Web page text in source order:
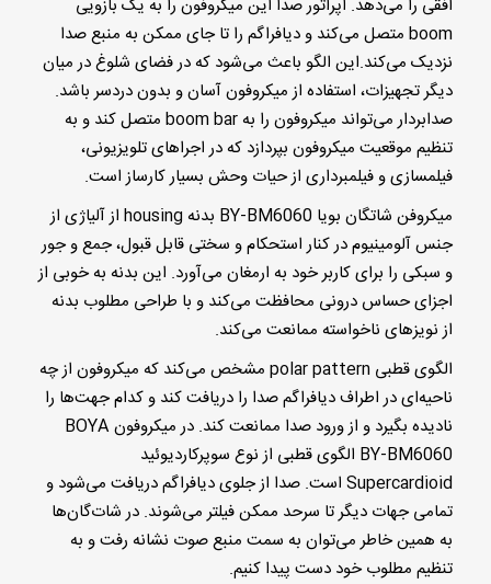
افقی را می‌دهد. اپراتور صدا این میکروفون را به یک بازویی
boom متصل می‌کند و دیافراگم را تا جای ممکن به منبع صدا
نزدیک می‌کند.این الگو باعث می‌شود که در فضای شلوغ در میان
دیگر تجهیزات، استفاده از میکروفون آسان و بدون دردسر باشد.
صدابردار می‌تواند میکروفون را به boom bar متصل کند و به
تنظیم موقعیت میکروفون بپردازد که در اجراهای تلویزیونی،
فیلمسازی و فیلمبرداری از حیات وحش بسیار کارساز است.
میکروفن شاتگان بویا BY-BM6060
بدنه housing از آلیاژی از
جنس آلومینیوم در کنار استحکام و سختی قابل قبول، جمع و جور
و سبکی را برای کاربر خود به ارمغان می‌آورد. این بدنه به خوبی از
اجزای حساس درونی محافظت می‌کند و با طراحی مطلوب بدنه
از نویزهای ناخواسته ممانعت می‌کند.
الگوی قطبی polar pattern مشخص می‌کند که میکروفون از چه
ناحیه‌ای در اطراف دیافراگم صدا را دریافت کند و کدام جهت‌ها را
نادیده بگیرد و از ورود صدا ممانعت کند. در میکروفون BOYA
BY-BM6060 الگوی قطبی از نوع سوپرکاردیوئید
Supercardioid است. صدا از جلوی دیافراگم دریافت می‌شود و
تمامی جهات دیگر‌ تا سرحد ممکن فیلتر می‌شوند. در شات‌گان‌ها
به همین خاطر می‌توان به سمت منبع صوت نشانه رفت و به
تنظیم مطلوب خود دست پیدا کنیم.